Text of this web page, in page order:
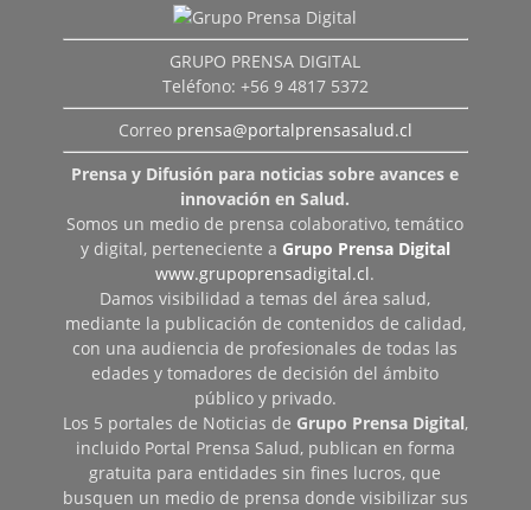
GRUPO PRENSA DIGITAL
Teléfono: +56 9 4817 5372
Correo prensa@portalprensasalud.cl
Prensa y Difusión para noticias sobre avances e
innovación en Salud.
Somos un medio de prensa colaborativo, temático
y digital, perteneciente a Grupo Prensa Digital
www.grupoprensadigital.cl.
Damos visibilidad a temas del área salud,
mediante la publicación de contenidos de calidad,
con una audiencia de profesionales de todas las
edades y tomadores de decisión del ámbito
público y privado.
Los 5 portales de Noticias de Grupo Prensa Digital,
incluido Portal Prensa Salud, publican en forma
gratuita para entidades sin fines lucros, que
busquen un medio de prensa donde visibilizar sus